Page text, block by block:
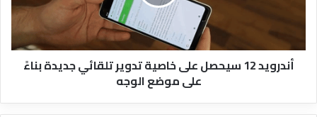
بناءً
على
أندرويد 12 سيحصل على خاصية تدوير تلقائي جديدة بناءً
على موضع الوجه